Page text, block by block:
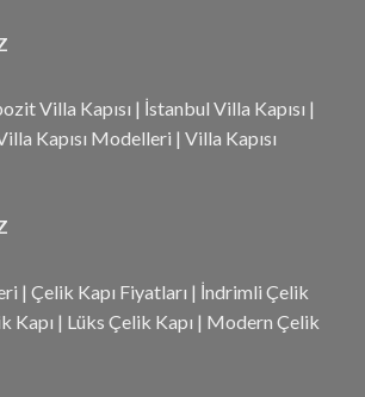
Villa Kapısı | İstanbul Villa Kapısı |
Kapısı Modelleri | Villa Kapısı
| Çelik Kapı Fiyatları | İndrimli Çelik
Kapı | Lüks Çelik Kapı | Modern Çelik